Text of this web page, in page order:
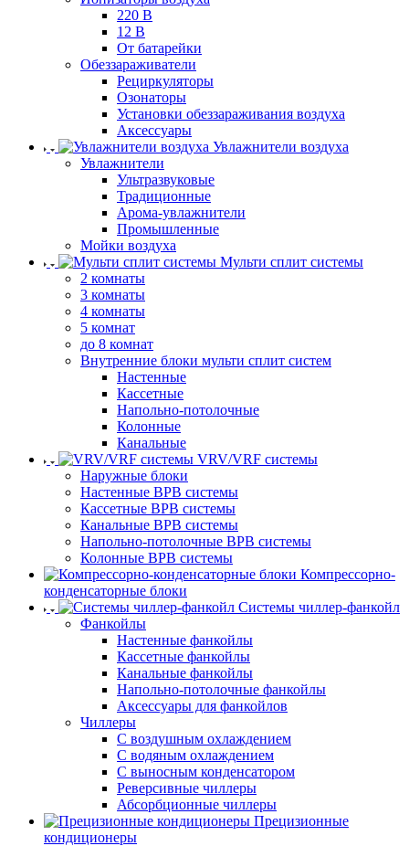
220 В
12 В
От батарейки
Обеззараживатели
Рециркуляторы
Озонаторы
Установки обеззараживания воздуха
Аксессуары
Увлажнители воздуха
Увлажнители
Ультразвуковые
Традиционные
Арома-увлажнители
Промышленные
Мойки воздуха
Мульти сплит системы
2 комнаты
3 комнаты
4 комнаты
5 комнат
до 8 комнат
Внутренние блоки мульти сплит систем
Настенные
Кассетные
Напольно-потолочные
Колонные
Канальные
VRV/VRF системы
Наружные блоки
Настенные ВРВ системы
Кассетные ВРВ системы
Канальные ВРВ системы
Напольно-потолочные ВРВ системы
Колонные ВРВ системы
Компрессорно-
конденсаторные блоки
Системы чиллер-фанкойл
Фанкойлы
Настенные фанкойлы
Кассетные фанкойлы
Канальные фанкойлы
Напольно-потолочные фанкойлы
Аксессуары для фанкойлов
Чиллеры
С воздушным охлаждением
С водяным охлаждением
С выносным конденсатором
Реверсивные чиллеры
Абсорбционные чиллеры
Прецизионные
кондиционеры